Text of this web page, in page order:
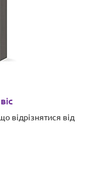
відрізнятися від